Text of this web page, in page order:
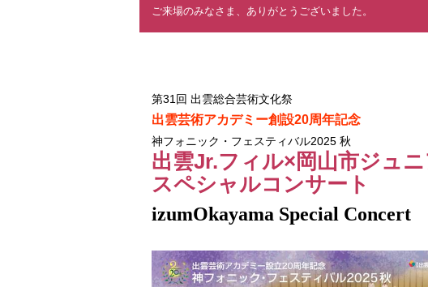
ご来場のみなさま、ありがとうございました。
第31回 出雲総合芸術文化祭
出雲芸術アカデミー創設20周年記念
神フォニック・フェスティバル2025 秋
出雲Jr.フィル×岡山市ジュ
スペシャルコンサート
izumOkayama Special Concert